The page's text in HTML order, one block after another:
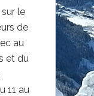
le
de
au
et du
11 au